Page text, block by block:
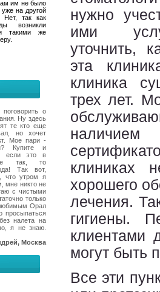
им не было
на другой
Нет, так как
возникли
такими же
о
Ну здесь
те кто еще
но хочет
Мое пари -
Купите и
если это в
так, то
Так вот,
что утром я
мне никто не
с чистыми
только
Орал
просыпаться
налета на
я не знаю.
Москва
нужно
ими
уточнить,
эта
клиника
трех лет.
клиниках
хорошего
лечения.
гигиены.
клиентами
могут быть
Все эти